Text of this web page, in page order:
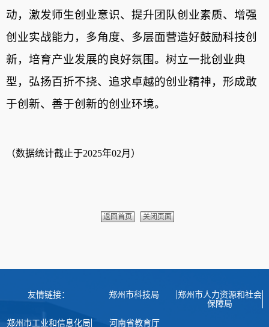
动，激发师生创业意识、提升团队创业素质、增强
创业实战能力，多角度、多层面营造好鼓励科技创
新，培育产业发展的良好氛围。树立一批创业典
型，弘扬百折不挠、追求卓越的创业精神，形成敢
于创新、善于创新的创业环境。
（数据统计截止于2025年02月）
返回首页 关闭页面
友情链接： 郑州市科技局
郑州市人力资源和社会
保障局
郑州市工业和信息化局 河南省教育厅